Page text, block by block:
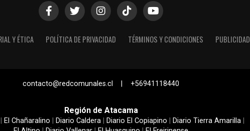
Y ÉTICA POLÍTICA DE PRIVACIDAD TÉRMINOS Y CONDICIONES PUBLICIDAD
contacto@redcomunales.cl | +56941118440
Región de Atacama
El Chañaralino Diario Caldera Diario El Copiapino Diario Tierra Amarilla